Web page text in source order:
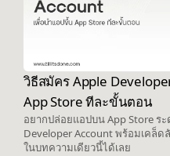
วิธีสมัคร Apple
App Store ทีละขั้นตอน
อยากปล่อยแอปบน App Store ร
Developer Account พร้อมเคล็
ในบทความเดียวนี้ได้เลย